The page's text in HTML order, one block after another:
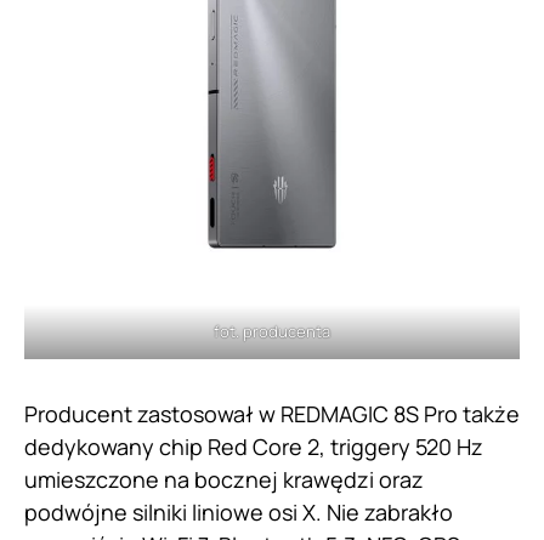
fot. producenta
Producent zastosował w REDMAGIC 8S Pro także
dedykowany chip Red Core 2, triggery 520 Hz
umieszczone na bocznej krawędzi oraz
podwójne silniki liniowe osi X. Nie zabrakło